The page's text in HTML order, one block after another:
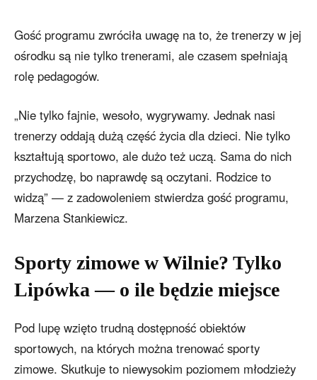
Gość programu zwróciła uwagę na to, że trenerzy w jej
ośrodku są nie tylko trenerami, ale czasem spełniają
rolę pedagogów.
„Nie tylko fajnie, wesoło, wygrywamy. Jednak nasi
trenerzy oddają dużą część życia dla dzieci. Nie tylko
kształtują sportowo, ale dużo też uczą. Sama do nich
przychodzę, bo naprawdę są oczytani. Rodzice to
widzą” — z zadowoleniem stwierdza gość programu,
Marzena Stankiewicz.
Sporty zimowe w Wilnie? Tylko
Lipówka — o ile będzie miejsce
Pod lupę wzięto trudną dostępność obiektów
sportowych, na których można trenować sporty
zimowe. Skutkuje to niewysokim poziomem młodzieży